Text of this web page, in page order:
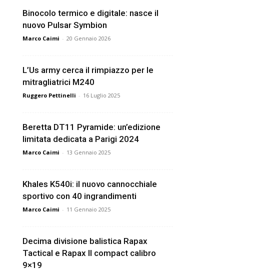
Binocolo termico e digitale: nasce il
nuovo Pulsar Symbion
Marco Caimi - 20 Gennaio 2026
L’Us army cerca il rimpiazzo per le
mitragliatrici M240
Ruggero Pettinelli - 16 Luglio 2025
Beretta DT11 Pyramide: un’edizione
limitata dedicata a Parigi 2024
Marco Caimi - 13 Gennaio 2025
Khales K540i: il nuovo cannocchiale
sportivo con 40 ingrandimenti
Marco Caimi - 11 Gennaio 2025
Decima divisione balistica Rapax
Tactical e Rapax II compact calibro
9×19